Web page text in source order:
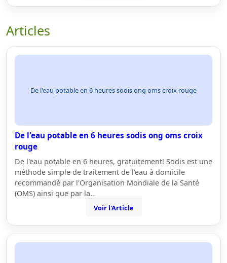
Articles
De l'eau potable en 6 heures sodis ong oms croix rouge
De l'eau potable en 6 heures sodis ong oms croix
rouge
De l'eau potable en 6 heures, gratuitement! Sodis est une
méthode simple de traitement de l'eau à domicile
recommandé par l'Organisation Mondiale de la Santé
(OMS) ainsi que par la…
Voir l'Article